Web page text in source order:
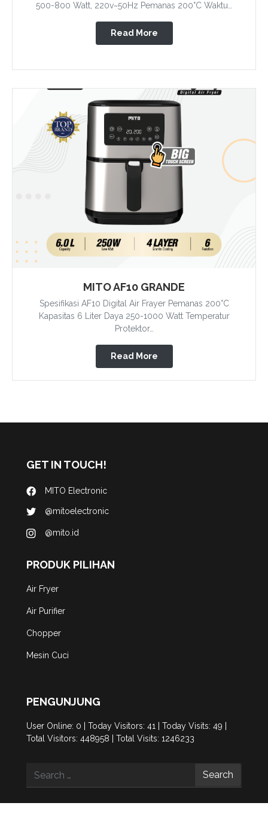
500-800 Watt, 220v~50Hz Pemanas 200°C Waktu…
Read More
MITO AF10 GRANDE
Spesifikasi AF10 Digital Air Frayer Pemanas 200°C
Kapasitas 6 Liter Daya 250-1000 Watt Temperatur
Protektor…
Read More
GET IN TOUCH!
MITO Electronic
@mitoelectronic
@mito.id
PRODUK PILIHAN
Air Fryer
Air Purifier
Chopper
Mesin Cuci
PENGUNJUNG
User Online: 0 | Today Visitors: 41 | Today Visits: 49 |
Total Visitors: 448958 | Total Visits: 1246233